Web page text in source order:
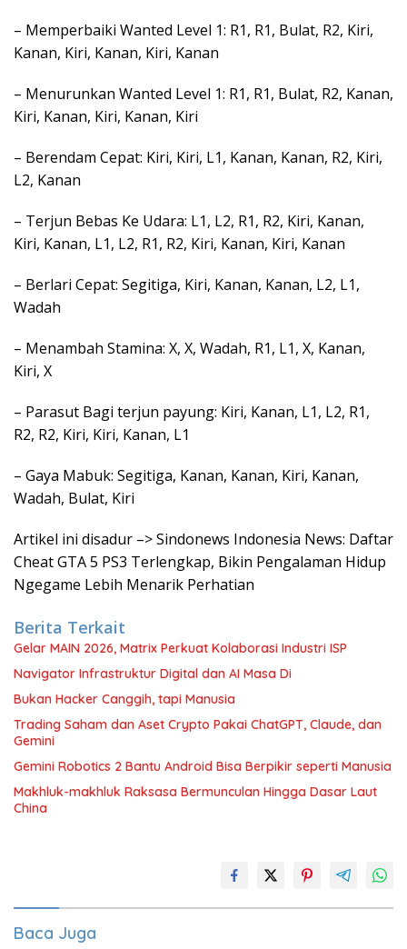
– Memperbaiki Wanted Level 1: R1, R1, Bulat, R2, Kiri,
Kanan, Kiri, Kanan, Kiri, Kanan
– Menurunkan Wanted Level 1: R1, R1, Bulat, R2, Kanan,
Kiri, Kanan, Kiri, Kanan, Kiri
– Berendam Cepat: Kiri, Kiri, L1, Kanan, Kanan, R2, Kiri,
L2, Kanan
– Terjun Bebas Ke Udara: L1, L2, R1, R2, Kiri, Kanan,
Kiri, Kanan, L1, L2, R1, R2, Kiri, Kanan, Kiri, Kanan
– Berlari Cepat: Segitiga, Kiri, Kanan, Kanan, L2, L1,
Wadah
– Menambah Stamina: X, X, Wadah, R1, L1, X, Kanan,
Kiri, X
– Parasut Bagi terjun payung: Kiri, Kanan, L1, L2, R1,
R2, R2, Kiri, Kiri, Kanan, L1
– Gaya Mabuk: Segitiga, Kanan, Kanan, Kiri, Kanan,
Wadah, Bulat, Kiri
Artikel ini disadur –> Sindonews Indonesia News: Daftar
Cheat GTA 5 PS3 Terlengkap, Bikin Pengalaman Hidup
Ngegame Lebih Menarik Perhatian
Berita Terkait
Gelar MAIN 2026, Matrix Perkuat Kolaborasi Industri ISP
Navigator Infrastruktur Digital dan AI Masa Di
Bukan Hacker Canggih, tapi Manusia
Trading Saham dan Aset Crypto Pakai ChatGPT, Claude, dan
Gemini
Gemini Robotics 2 Bantu Android Bisa Berpikir seperti Manusia
Makhluk-makhluk Raksasa Bermunculan Hingga Dasar Laut
China
Baca Juga